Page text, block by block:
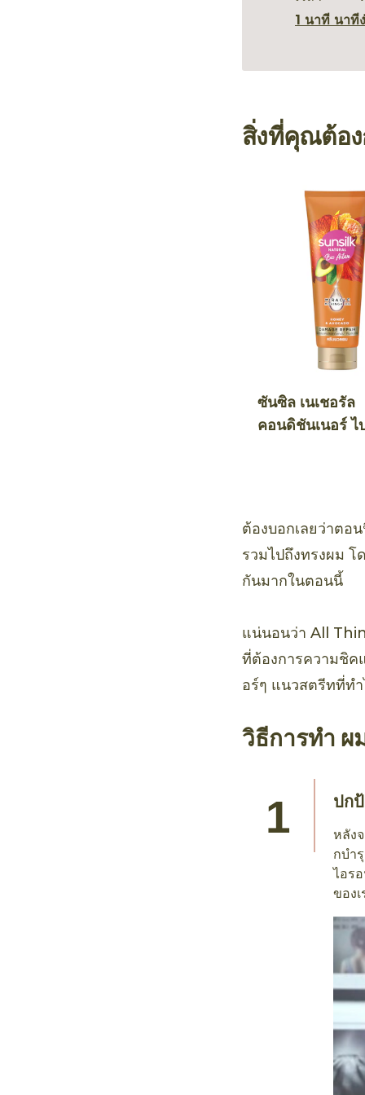
1 นาที นาที
สิ่งที่คุณต้อ
ซันซิล เนเชอรัล
คอนดิชันเนอร์ ไ
ต้องบอกเลยว่าตอ
รวมไปถึงทรงผม
กันมากในตอนนี้
แน่นอนว่า All
ที่ต้องการความชิค
อร์ๆ แนวสตรีทที่ท
วิธีการทำ ผ
ปก
หลัง
กบำ
ไอร
ของ